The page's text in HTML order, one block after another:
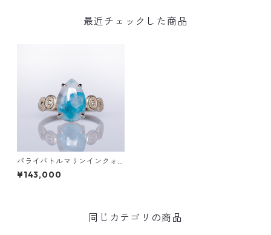
最近チェックした商品
パライバトルマリンインクォ
ーツ&ダイヤK10リング DAHM
A(ダーマ)[D065]
¥143,000
同じカテゴリの商品